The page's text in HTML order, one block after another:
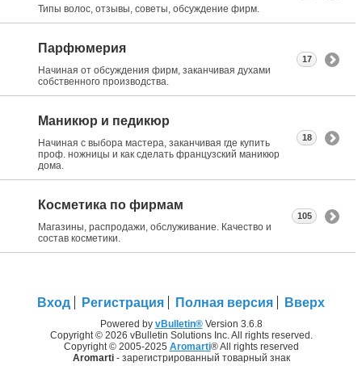
Типы волос, отзывы, советы, обсуждение фирм.
Парфюмерия
Начиная от обсуждения фирм, заканчивая духами
собственного производства.
17
Маникюр и педикюр
Начиная с выбора мастера, заканчивая где купить
проф. ножницы и как сделать французский маникюр
дома.
18
Косметика по фирмам
Магазины, распродажи, обслуживание. Качество и
состав косметики.
105
Вход Регистрация Полная версия Вверх
Powered by vBulletin®Version 3.6.8
Copyright © 2026 vBulletin Solutions Inc. All rights reserved.
Copyright © 2005-2025 Aromarti® All rights reserved
Aromarti- зарегистрированный товарный знак